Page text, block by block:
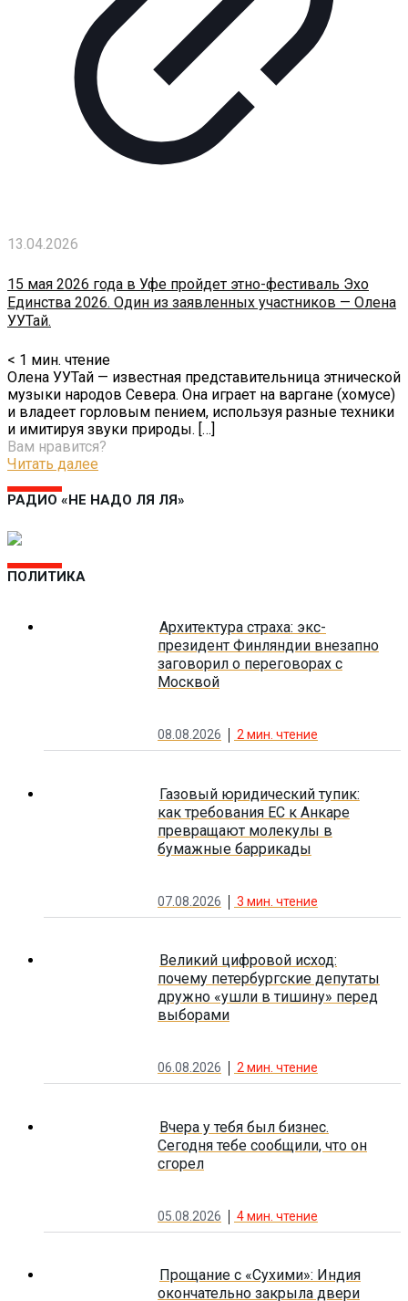
13.04.2026
15 мая 2026 года в Уфе пройдет этно-фестиваль Эхо
Единства 2026. Один из заявленных участников — Олена
УУТай.
< 1 мин. чтение
Олена УУТай — известная представительница этнической
музыки народов Севера. Она играет на варгане (хомусе)
и владеет горловым пением, используя разные техники
и имитируя звуки природы. […]
Вам нравится?
Читать далее
РАДИО «НЕ НАДО ЛЯ ЛЯ»
ПОЛИТИКА
Архитектура страха: экс-
президент Финляндии внезапно
заговорил о переговорах с
Москвой
08.08.2026 2мин. чтение
Газовый юридический тупик:
как требования ЕС к Анкаре
превращают молекулы в
бумажные баррикады
07.08.2026 3 мин. чтение
Великий цифровой исход:
почему петербургские депутаты
дружно «ушли в тишину» перед
выборами
06.08.2026 2мин. чтение
Вчера у тебя был бизнес.
Сегодня тебе сообщили, что он
сгорел
05.08.2026 4мин. чтение
Прощание с «Сухими»: Индия
окончательно закрыла двери